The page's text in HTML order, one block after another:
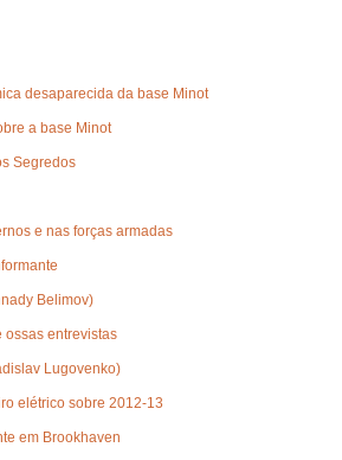
desaparecida da base Minot
a base Minot
Segredos
e nas forças armadas
Belimov)
ossas entrevistas
Lugovenko)
elétrico sobre 2012-13
em Brookhaven